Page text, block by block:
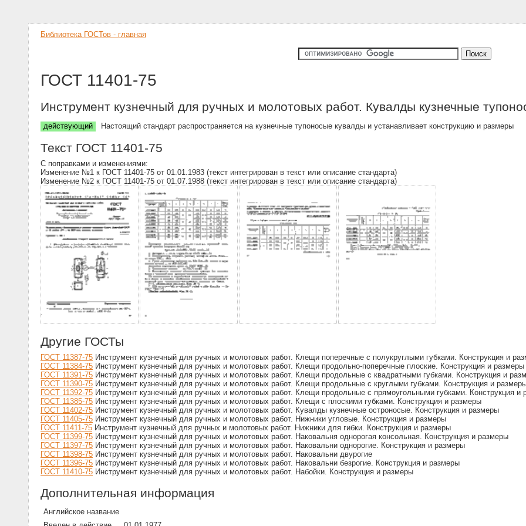
Библиотека ГОСТов - главная
ГОСТ 11401-75
Инструмент кузнечный для ручных и молотовых работ. Кувалды кузнечные
действующий Настоящий стандарт распространяется на кузнечные тупоносые кувалды и устанавливает конструкцию и размеры
Текст ГОСТ 11401-75
С поправками и изменениями:
Изменение №1 к ГОСТ 11401-75 от 01.01.1983 (текст интегрирован в текст или описание стандарта)
Изменение №2 к ГОСТ 11401-75 от 01.07.1988 (текст интегрирован в текст или описание стандарта)
Другие ГОСТы
ГОСТ 11387-75 Инструмент кузнечный для ручных и молотовых работ. Клещи поперечные с полукруглыми губками. Конструкция и
ГОСТ 11384-75 Инструмент кузнечный для ручных и молотовых работ. Клещи продольно-поперечные плоские. Конструкция и размеры
ГОСТ 11391-75 Инструмент кузнечный для ручных и молотовых работ. Клещи продольные с квадратными губками. Конструкция и
ГОСТ 11390-75 Инструмент кузнечный для ручных и молотовых работ. Клещи продольные с круглыми губками. Конструкция и
ГОСТ 11392-75 Инструмент кузнечный для ручных и молотовых работ. Клещи продольные с прямоугольными губками. Конструкция и
ГОСТ 11385-75 Инструмент кузнечный для ручных и молотовых работ. Клещи с плоскими губками. Конструкция и размеры
ГОСТ 11402-75 Инструмент кузнечный для ручных и молотовых работ. Кувалды кузнечные остроносые. Конструкция и размеры
ГОСТ 11405-75 Инструмент кузнечный для ручных и молотовых работ. Нижники угловые. Конструкция и размеры
ГОСТ 11411-75 Инструмент кузнечный для ручных и молотовых работ. Нижники для гибки. Конструкция и размеры
ГОСТ 11399-75 Инструмент кузнечный для ручных и молотовых работ. Наковальня однорогая консольная. Конструкция и размеры
ГОСТ 11397-75 Инструмент кузнечный для ручных и молотовых работ. Наковальни однорогие. Конструкция и размеры
ГОСТ 11398-75 Инструмент кузнечный для ручных и молотовых работ. Наковальни двурогие
ГОСТ 11396-75 Инструмент кузнечный для ручных и молотовых работ. Наковальни безрогие. Конструкция и размеры
ГОСТ 11410-75 Инструмент кузнечный для ручных и молотовых работ. Набойки. Конструкция и размеры
Дополнительная информация
Английское название